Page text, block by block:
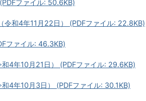
ファイル: 50.6KB)
令和4年11月22日） (PDFファイル: 22.8KB)
ファイル: 46.3KB)
4年10月21日） (PDFファイル: 29.6KB)
4年10月3日） (PDFファイル: 30.1KB)